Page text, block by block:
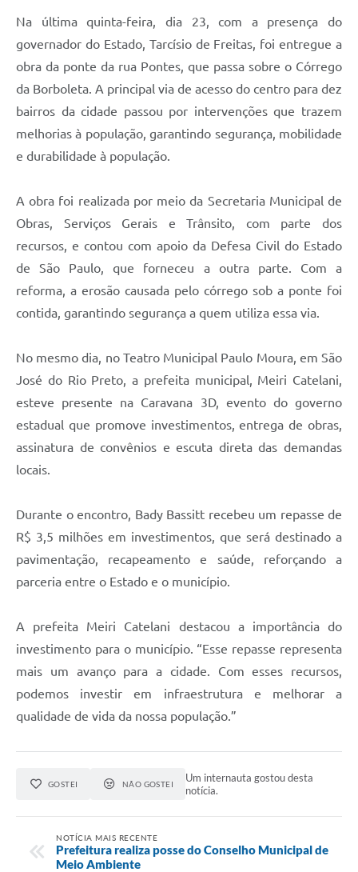
Na última quinta-feira, dia 23, com a presença do
governador do Estado, Tarcísio de Freitas, foi entregue a
obra da ponte da rua Pontes, que passa sobre o Córrego
da Borboleta. A principal via de acesso do centro para dez
bairros da cidade passou por intervenções que trazem
melhorias à população, garantindo segurança, mobilidade
e durabilidade à população.
A obra foi realizada por meio da Secretaria Municipal de
Obras, Serviços Gerais e Trânsito, com parte dos
recursos, e contou com apoio da Defesa Civil do Estado
de São Paulo, que forneceu a outra parte. Com a
reforma, a erosão causada pelo córrego sob a ponte foi
contida, garantindo segurança a quem utiliza essa via.
No mesmo dia, no Teatro Municipal Paulo Moura, em São
José do Rio Preto, a prefeita municipal, Meiri Catelani,
esteve presente na Caravana 3D, evento do governo
estadual que promove investimentos, entrega de obras,
assinatura de convênios e escuta direta das demandas
locais.
Durante o encontro, Bady Bassitt recebeu um repasse de
R$ 3,5 milhões em investimentos, que será destinado a
pavimentação, recapeamento e saúde, reforçando a
parceria entre o Estado e o município.
A prefeita Meiri Catelani destacou a importância do
investimento para o município. “Esse repasse representa
mais um avanço para a cidade. Com esses recursos,
podemos investir em infraestrutura e melhorar a
qualidade de vida da nossa população.”
GOSTEI NÃO GOSTEI
Um internauta gostou desta
notícia.
NOTÍCIA MAIS RECENTE
Prefeitura realiza posse do Conselho Municipal de
Meio Ambiente